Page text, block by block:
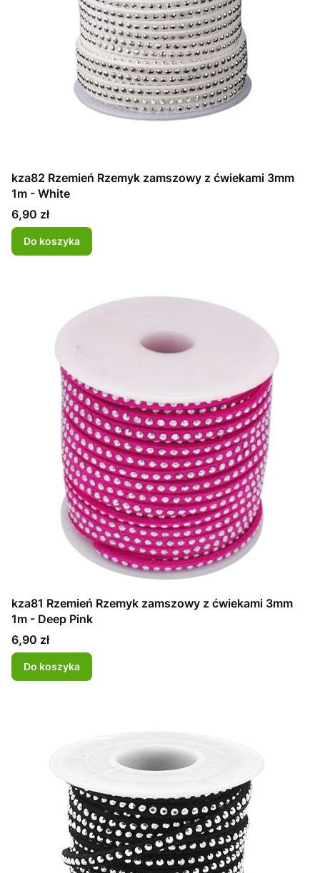
kza82 Rzemień Rzemyk zamszowy z ćwiekami 3mm
1m - White
Cena
6,90 zł
Do koszyka
kza81 Rzemień Rzemyk zamszowy z ćwiekami 3mm
1m - Deep Pink
Cena
6,90 zł
Do koszyka